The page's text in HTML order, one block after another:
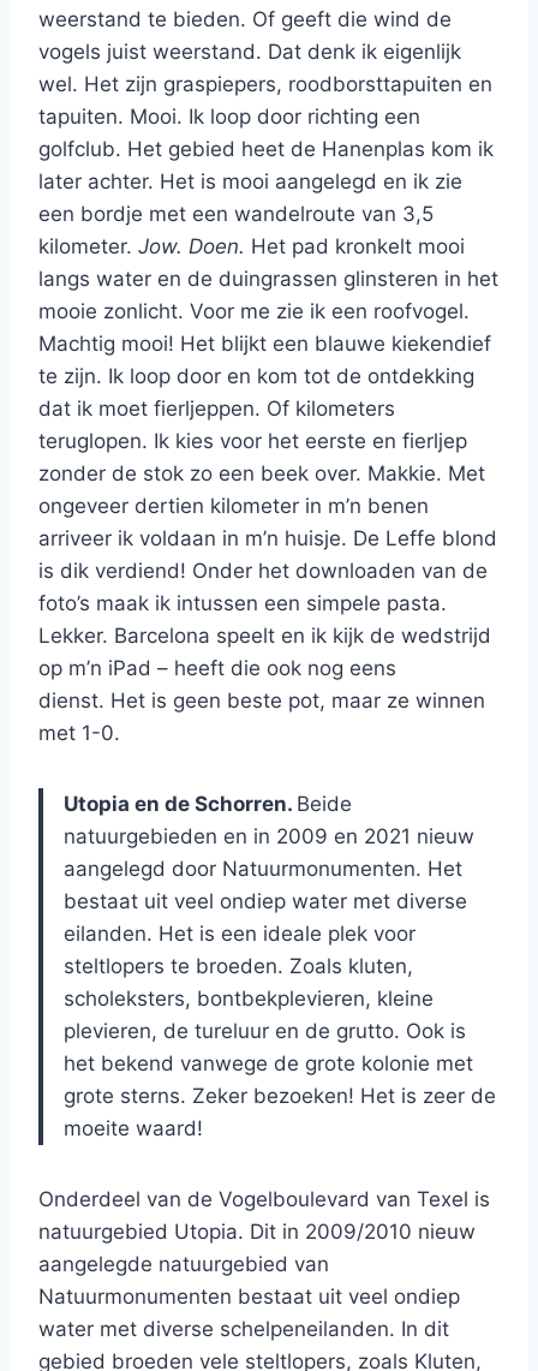
weerstand te bieden. Of geeft die wind de
vogels juist weerstand. Dat denk ik eigenlijk
wel. Het zijn graspiepers, roodborsttapuiten en
tapuiten. Mooi. Ik loop door richting een
golfclub. Het gebied heet de Hanenplas kom ik
later achter. Het is mooi aangelegd en ik zie
een bordje met een wandelroute van 3,5
kilometer. Jow. Doen. Het pad kronkelt mooi
langs water en de duingrassen glinsteren in het
mooie zonlicht. Voor me zie ik een roofvogel.
Machtig mooi! Het blijkt een blauwe kiekendief
te zijn. Ik loop door en kom tot de ontdekking
dat ik moet fierljeppen. Of kilometers
teruglopen. Ik kies voor het eerste en fierljep
zonder de stok zo een beek over. Makkie. Met
ongeveer dertien kilometer in m’n benen
arriveer ik voldaan in m’n huisje. De Leffe blond
is dik verdiend! Onder het downloaden van de
foto’s maak ik intussen een simpele pasta.
Lekker. Barcelona speelt en ik kijk de wedstrijd
op m’n iPad – heeft die ook nog eens
dienst. Het is geen beste pot, maar ze winnen
met 1-0.
Utopia en de Schorren. Beide
natuurgebieden en in 2009 en 2021 nieuw
aangelegd door Natuurmonumenten. Het
bestaat uit veel ondiep water met diverse
eilanden. Het is een ideale plek voor
steltlopers te broeden. Zoals kluten,
scholeksters, bontbekplevieren, kleine
plevieren, de tureluur en de grutto. Ook is
het bekend vanwege de grote kolonie met
grote sterns. Zeker bezoeken! Het is zeer de
moeite waard!
Onderdeel van de Vogelboulevard van Texel is
natuurgebied Utopia. Dit in 2009/2010 nieuw
aangelegde natuurgebied van
Natuurmonumenten bestaat uit veel ondiep
water met diverse schelpeneilanden. In dit
gebied broeden vele steltlopers, zoals Kluten,